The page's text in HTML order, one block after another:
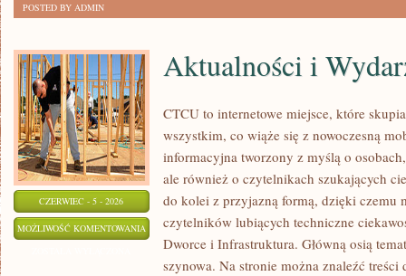
POSTED BY ADMIN
CZERWIEC - 5 - 2026
MOŻLIWOŚĆ KOMENTOWANIA AKTUALNOŚCI
WYDARZENIA
Aktualności i
CTCU to internetowe miejsce, które
wszystkim, co wiąże się z nowoczesną
informacyjna tworzony z myślą o
ale również o czytelnikach szukających
do kolei z przyjazną formą, dzięki czemu
czytelników lubiących techniczne
Dworce i Infrastruktura. Główną osią
szynowa. Na stronie można znaleźć treści